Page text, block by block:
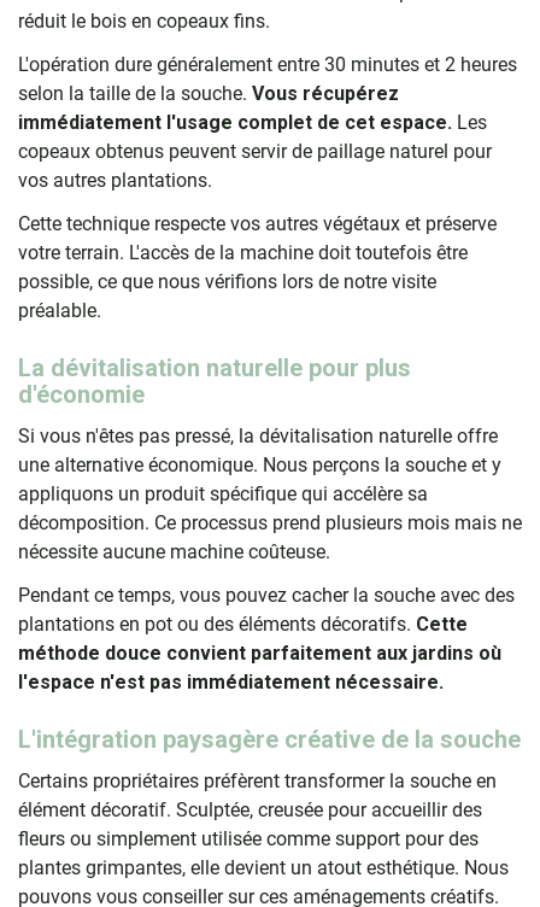
réduit le bois en copeaux fins.
L'opération dure généralement entre 30 minutes et 2 heures
selon la taille de la souche. Vous récupérez
immédiatement l'usage complet de cet espace. Les
copeaux obtenus peuvent servir de paillage naturel pour
vos autres plantations.
Cette technique respecte vos autres végétaux et préserve
votre terrain. L'accès de la machine doit toutefois être
possible, ce que nous vérifions lors de notre visite
préalable.
La dévitalisation naturelle pour plus
d'économie
Si vous n'êtes pas pressé, la dévitalisation naturelle offre
une alternative économique. Nous perçons la souche et y
appliquons un produit spécifique qui accélère sa
décomposition. Ce processus prend plusieurs mois mais ne
nécessite aucune machine coûteuse.
Pendant ce temps, vous pouvez cacher la souche avec des
plantations en pot ou des éléments décoratifs. Cette
méthode douce convient parfaitement aux jardins où
l'espace n'est pas immédiatement nécessaire.
L'intégration paysagère créative de la souche
Certains propriétaires préfèrent transformer la souche en
élément décoratif. Sculptée, creusée pour accueillir des
fleurs ou simplement utilisée comme support pour des
plantes grimpantes, elle devient un atout esthétique. Nous
pouvons vous conseiller sur ces aménagements créatifs.